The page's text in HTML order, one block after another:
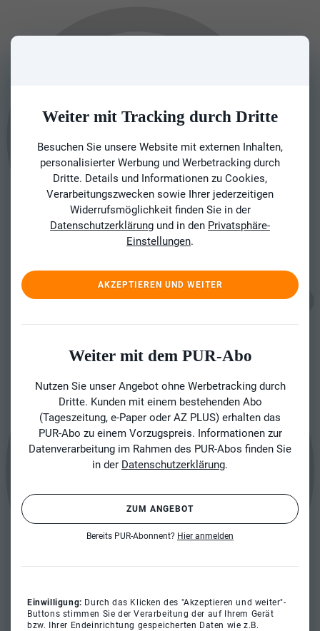
Weiter mit Tracking durch Dritte
Besuchen Sie unsere Website mit externen Inhalten,
personalisierter Werbung und Werbetracking durch
Dritte. Details und Informationen zu Cookies,
Verarbeitungszwecken sowie Ihrer jederzeitigen
Widerrufsmöglichkeit finden Sie in der
Datenschutzerklärung und in den Privatsphäre-
Einstellungen.
AKZEPTIEREN UND WEITER
Weiter mit dem PUR-Abo
Nutzen Sie unser Angebot ohne Werbetracking durch
Dritte. Kunden mit einem bestehenden Abo
(Tageszeitung, e-Paper oder AZ PLUS) erhalten das
PUR-Abo zu einem Vorzugspreis. Informationen zur
Datenverarbeitung im Rahmen des PUR-Abos finden Sie
in der Datenschutzerklärung.
ZUM ANGEBOT
Bereits PUR-Abonnent? Hier anmelden
Einwilligung: Durch das Klicken des "Akzeptieren und weiter"-
Buttons stimmen Sie der Verarbeitung der auf Ihrem Gerät
bzw. Ihrer Endeinrichtung gespeicherten Daten wie z.B.